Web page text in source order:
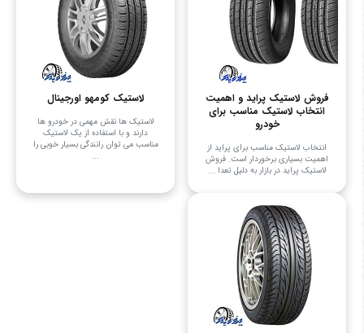
فروش لاستیک پراید و اهمیت
انتخاب لاستیک مناسب برای
خودرو
انتخاب لاستیک مناسب برای پراید از
اهمیت بسیاری برخوردار است. فروش
لاستیک پراید در بازار به دلیل تعدا ...
لاستیک کومهو اورجینال
لاستیک ها نقش مهمی در خودرو ها
دارند و با استفاده از یک لاستیک
مناسب می توان رانندگی بسیار خوبی را
...